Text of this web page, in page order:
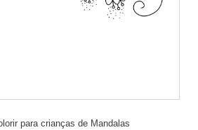
para crianças de Mandalas